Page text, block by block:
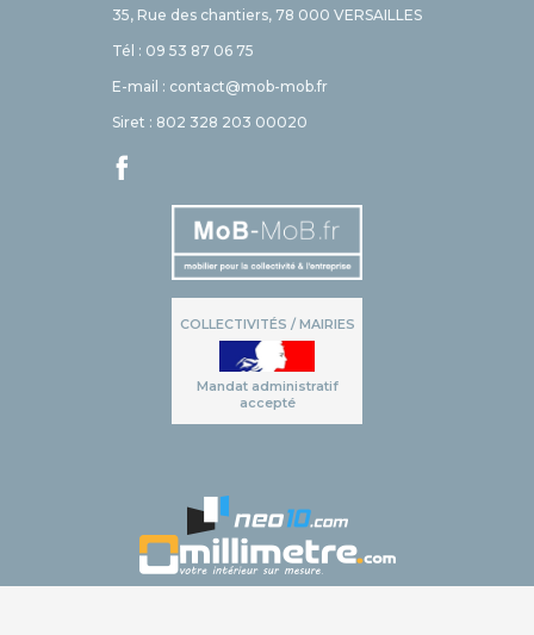
35, Rue des chantiers, 78 000 VERSAILLES
Tél : 09 53 87 06 75
E-mail : contact@mob-mob.fr
Siret : 802 328 203 00020
COLLECTIVITÉS / MAIRIES
Mandat administratif
accepté